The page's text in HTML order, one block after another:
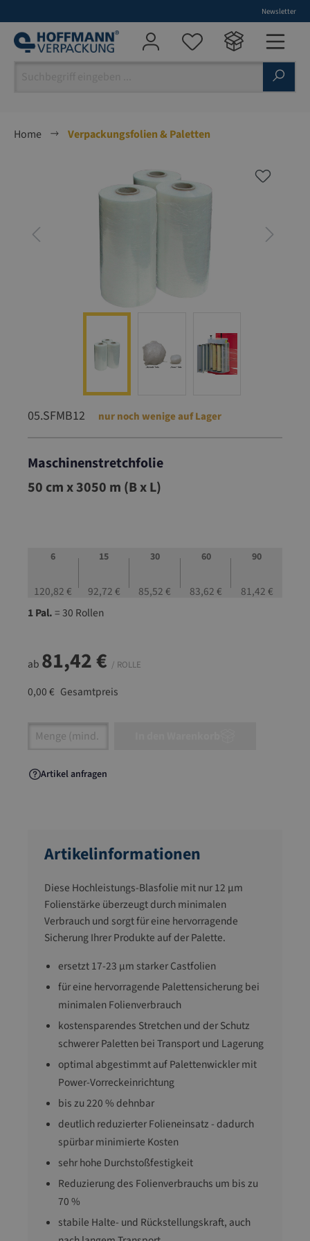
Newsletter
Home
Verpackungsfolien & Paletten
05.SFMB12 nur noch wenige auf Lager
Maschinenstretchfolie
05.SFMB12
50 cm x 3050 m (B x L)
6
120,82 €
15
92,72 €
30
85,52 €
60
83,62 €
90
81,42 €
1 Pal.= 30 Rollen
ab 81,42 € / ROLLE
0,00 € Gesamtpreis
Artikel Anzahl: Gib den gewünschten Wert
Artikel anfragen
Artikelinformationen
Diese Hochleistungs-Blasfolie mit nur 12 µm
Folienstärke überzeugt durch minimalen
Verbrauch und sorgt für eine hervorragende
Sicherung Ihrer Produkte auf der Palette.
ersetzt 17-23 µm starker Castfolien
für eine hervorragende Palettensicherung bei
minimalen Folienverbrauch
kostensparendes Stretchen und der Schutz
schwerer Paletten bei Transport und Lagerung
optimal abgestimmt auf Palettenwickler mit
Power-Vorreckeinrichtung
bis zu 220 % dehnbar
deutlich reduzierter Folieneinsatz - dadurch
spürbar minimierte Kosten
sehr hohe Durchstoßfestigkeit
Reduzierung des Folienverbrauchs um bis zu
70 %
stabile Halte- und Rückstellungskraft, auch